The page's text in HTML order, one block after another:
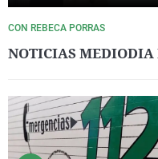
CON REBECA PORRAS
NOTICIAS MEDIODIA